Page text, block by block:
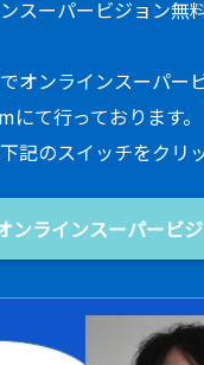
スーパービジョン無
オンラインスーパー
て行っております。
記のスイッチをクリ
ンラインスーパービ